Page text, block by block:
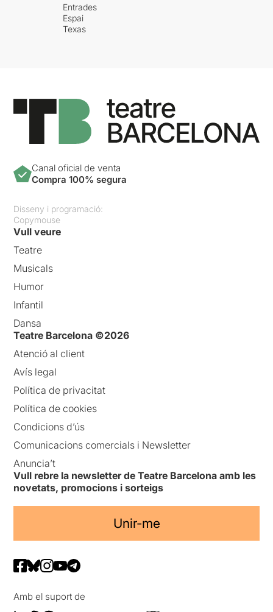
Entrades
Espai
Texas
Canal oficial de venta
Compra 100% segura
Disseny i programació:
Copymouse
Vull veure
Teatre
Musicals
Humor
Infantil
Dansa
Teatre Barcelona ©2026
Atenció al client
Avís legal
Política de privacitat
Política de cookies
Condicions d’ús
Comunicacions comercials i Newsletter
Anuncia’t
Vull rebre la newsletter de Teatre Barcelona amb les
novetats, promocions i sorteigs
Unir-me
Amb el suport de